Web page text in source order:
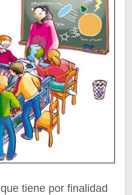
que tiene por finalidad